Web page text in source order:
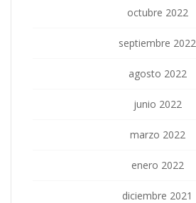
octubre 2022
septiembre 2022
agosto 2022
junio 2022
marzo 2022
enero 2022
diciembre 2021